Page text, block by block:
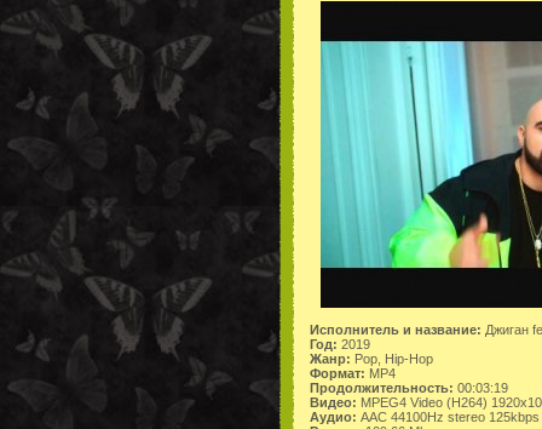
Исполнитель и название: Джиган
Год: 2019
Жанр: Pop, Hip-Hop
Формат: MP4
Продолжительность: 00:03:19
Видео: MPEG4 Video (H264)
Аудио: AAC 44100Hz stereo 125kbps